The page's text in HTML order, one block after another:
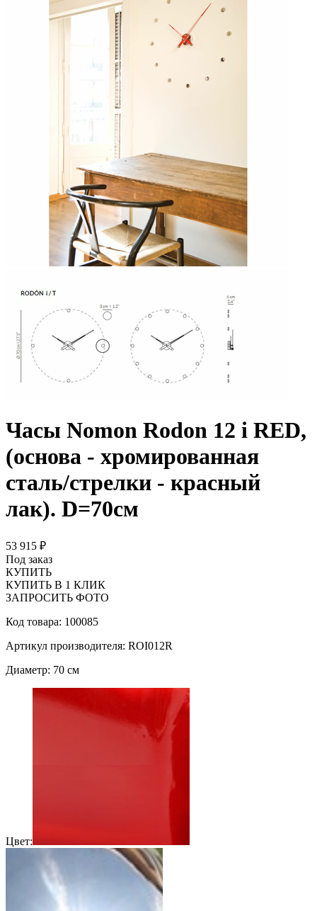
Часы Nomon Rodon 12 i RED,
(основа - хромированная
сталь/стрелки - красный
лак). D=70см
53 915 ₽
Под заказ
КУПИТЬ
КУПИТЬ В 1 КЛИК
ЗАПРОСИТЬ ФОТО
Код товара: 100085
Артикул производителя: ROI012R
Диаметр: 70 см
Цвет: